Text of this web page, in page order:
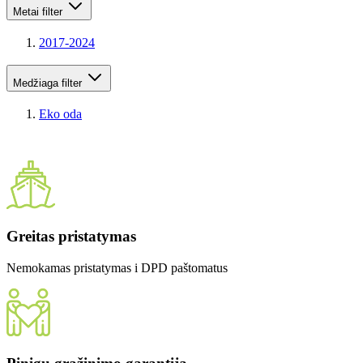
Metai filter
2017-2024
Medžiaga filter
Eko oda
Greitas pristatymas
Nemokamas pristatymas i DPD paštomatus